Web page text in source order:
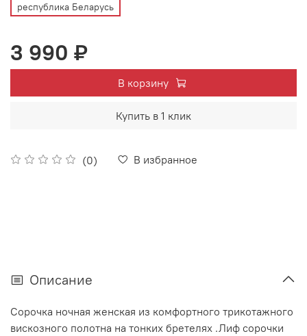
(0) В избранное
республика Беларусь
3 990 ₽
В корзину
Купить в 1 клик
Описание
Сорочка ночная женская из комфортного трикотажного
вискозного полотна на тонких бретелях .Лиф сорочки